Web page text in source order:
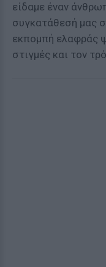
είδαμε έναν
συγκατάθεσή μας
εκπομπή ελαφράς
στιγμές και τον